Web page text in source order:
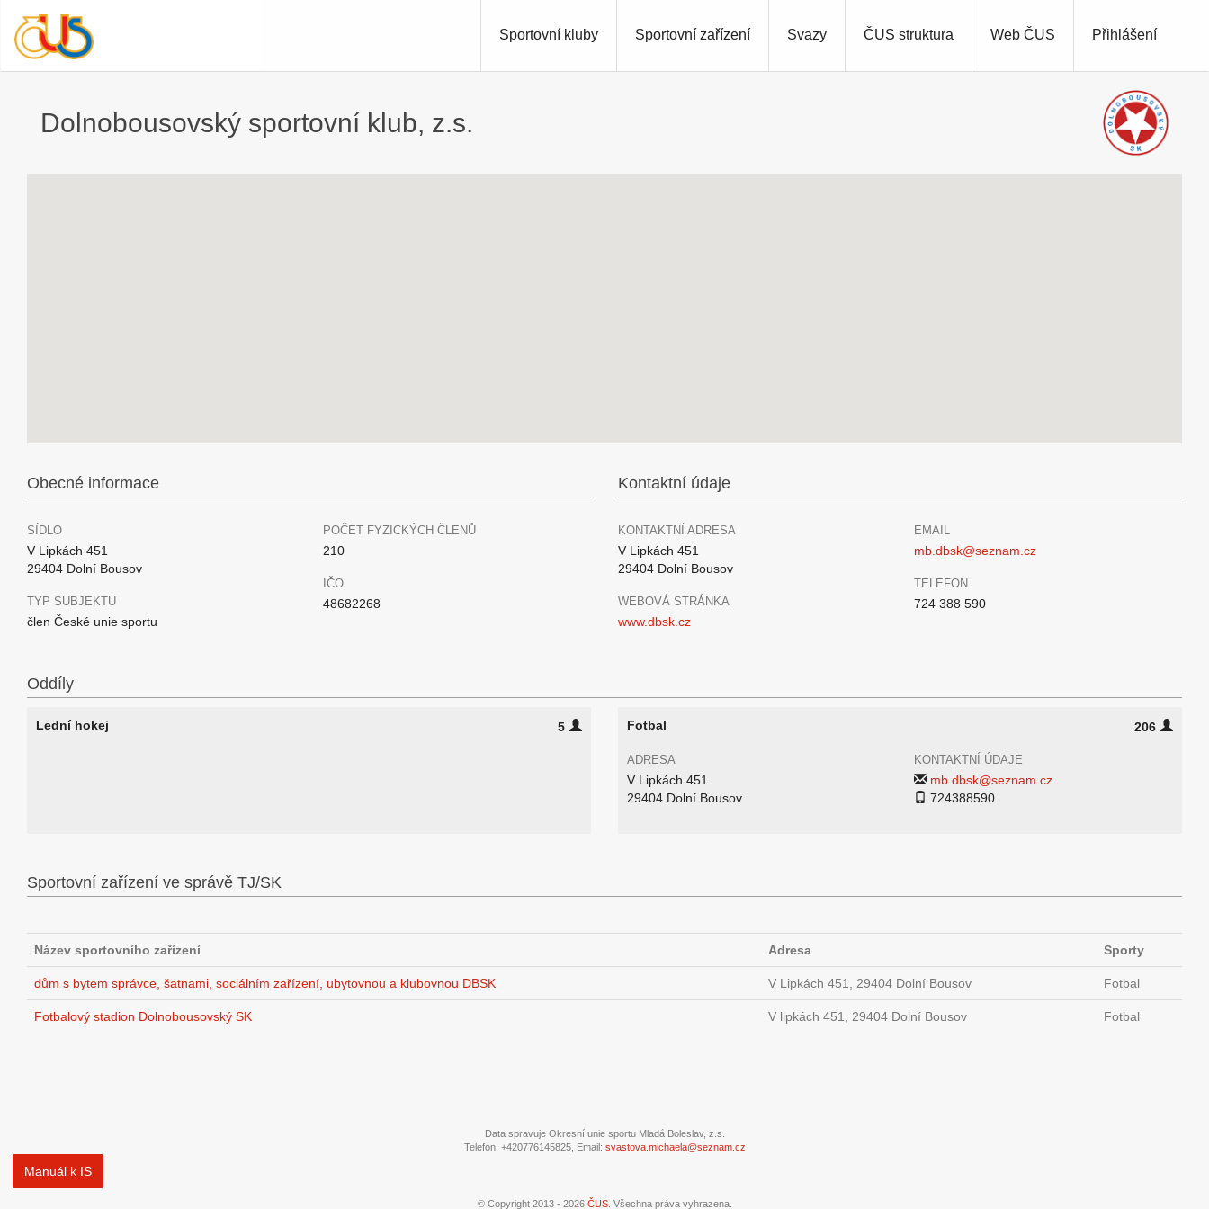
Přihlášení
Sportovní kluby Sportovní zařízení Svazy ČUS struktura Web ČUS
Dolnobousovský sportovní klub, z.s.
Obecné informace
SÍDLO
V Lipkách 451
29404 Dolní Bousov
TYP SUBJEKTU
člen České unie sportu
POČET FYZICKÝCH ČLENŮ
210
IČO
48682268
Kontaktní údaje
KONTAKTNÍ ADRESA
V Lipkách 451
29404 Dolní Bousov
WEBOVÁ STRÁNKA
www.dbsk.cz
EMAIL
mb.dbsk@seznam.cz
TELEFON
724 388 590
Oddíly
Lední hokej 5 Fotbal 206
ADRESA
V Lipkách 451
29404 Dolní Bousov
KONTAKTNÍ ÚDAJE
mb.dbsk@seznam.cz
724388590
Sportovní zařízení ve správě TJ/SK
Název sportovního zařízení Adresa Sporty
dům s bytem správce, šatnami, sociálním zařízení, ubytovnou a klubovnou DBSK V Lipkách 451, 29404 Dolní Bousov Fotbal
Fotbalový stadion Dolnobousovský SK V lipkách 451, 29404 Dolní Bousov Fotbal
Data spravuje Okresní unie sportu Mladá Boleslav, z.s.
Telefon: +420776145825, Email: svastova.michaela@seznam.cz
Manuál k IS
© Copyright 2013 - 2026 ČUS. Všechna práva vyhrazena.